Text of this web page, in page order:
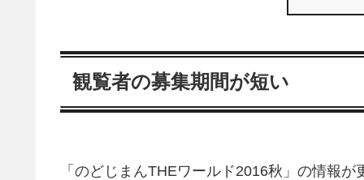
観覧者の募集期間が短い
「のどじまんTHEワールド2016秋」の情報が